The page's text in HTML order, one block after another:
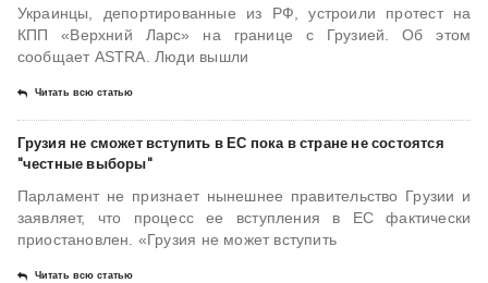
Украинцы, депортированные из РФ, устроили протест на
КПП «Верхний Ларс» на границе с Грузией. Об этом
сообщает ASTRA. Люди вышли
Читать всю статью
Грузия не сможет вступить в ЕС пока в стране не состоятся
"честные выборы"
Парламент не признает нынешнее правительство Грузии и
заявляет, что процесс ее вступления в ЕС фактически
приостановлен. «Грузия не может вступить
Читать всю статью